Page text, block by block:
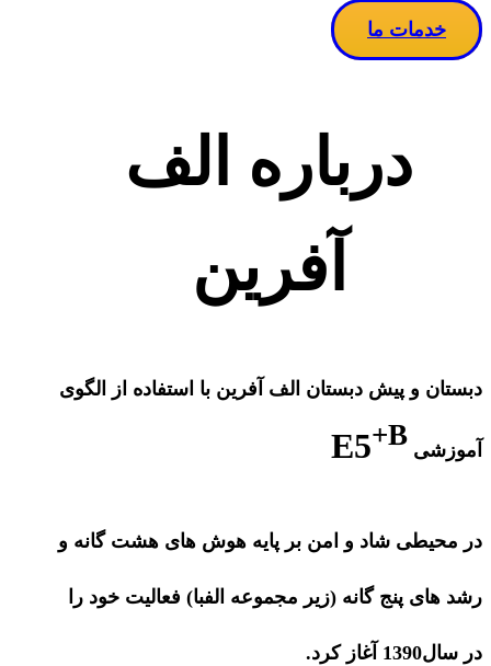
خدمات ما
درباره الف
آفرین
دبستان و پیش دبستان الف آفرین با استفاده از الگوی
آموزشی E5+B
در محیطی شاد و امن بر پایه هوش های هشت گانه و
رشد های پنج گانه (زیر مجموعه الفبا) فعالیت خود را
در سال1390 آغاز کرد.